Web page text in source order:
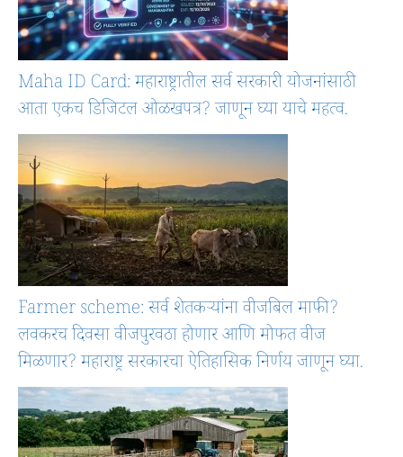
Maha ID Card: महाराष्ट्रातील सर्व सरकारी योजनांसाठी
आता एकच डिजिटल ओळखपत्र? जाणून घ्या याचे महत्व.
Farmer scheme: सर्व शेतकऱ्यांना वीजबिल माफी?
लवकरच दिवसा वीजपुरवठा होणार आणि मोफत वीज
मिळणार? महाराष्ट्र सरकारचा ऐतिहासिक निर्णय जाणून घ्या.